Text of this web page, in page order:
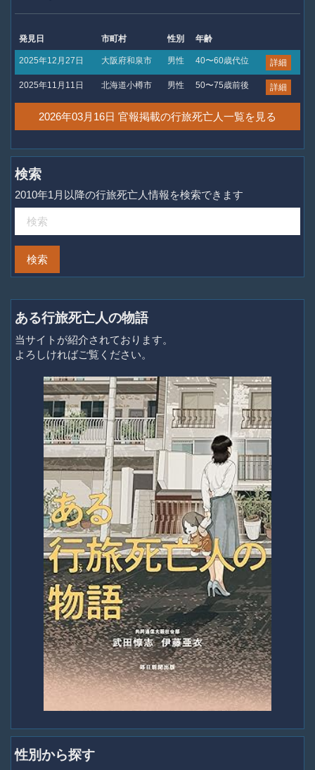
発見日 市町村 性別 年齢
2025年12月27日 大阪府和泉市 男性 40〜60歳代位 詳細
2025年11月11日 北海道小樽市 男性 50〜75歳前後 詳細
2026年03月16日 官報掲載の行旅死亡人一覧を見る
検索
2010年1月以降の行旅死亡人情報を検索できます
ある行旅死亡人の物語
当サイトが紹介されております。
よろしければご覧ください。
性別から探す